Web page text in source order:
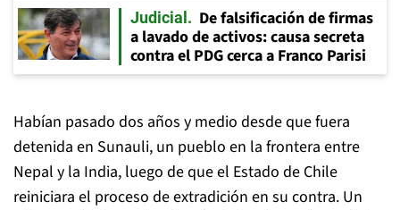
Judicial
De falsificación de firmas
a lavado de activos: causa secreta
contra el PDG cerca a Franco Parisi
Habían pasado dos años y medio desde que fuera
detenida en Sunauli, un pueblo en la frontera entre
Nepal y la India, luego de que el Estado de Chile
reiniciara el proceso de extradición en su contra. Un